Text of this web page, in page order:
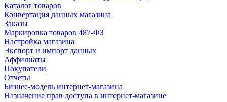
Каталог товаров
Конвертация данных магазина
Заказы
Маркировка товаров 487-ФЗ
Настройка магазина
Экспорт и импорт данных
Аффилиаты
Покупатели
Отчеты
Бизнес-модель интернет-магазина
Назначение прав доступа в интернет-магазине